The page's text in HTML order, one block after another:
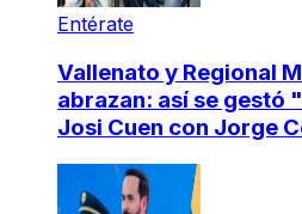
Entérate
Vallenato y Regional
abrazan: así se gestó
Josi Cuen con Jorge